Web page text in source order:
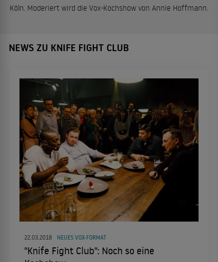
Köln. Moderiert wird die Vox-Kochshow von Annie Hoffmann.
NEWS ZU KNIFE FIGHT CLUB
22.03.2018 NEUES VOX-FORMAT
"Knife Fight Club": Noch so eine